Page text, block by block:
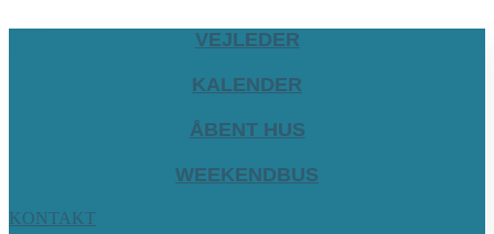
VEJLEDER
KALENDER
ÅBENT HUS
WEEKENDBUS
KONTAKT